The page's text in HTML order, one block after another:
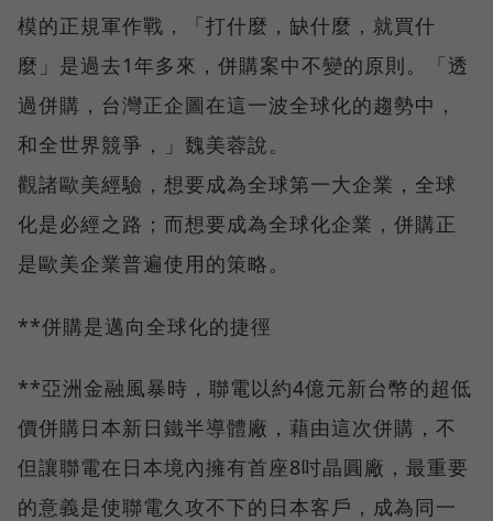
模的正規軍作戰，「打什麼，缺什麼，就買什
麼」是過去1年多來，併購案中不變的原則。「透
過併購，台灣正企圖在這一波全球化的趨勢中，
和全世界競爭，」魏美蓉說。
觀諸歐美經驗，想要成為全球第一大企業，全球
化是必經之路；而想要成為全球化企業，併購正
是歐美企業普遍使用的策略。
**併購是邁向全球化的捷徑
**亞洲金融風暴時，聯電以約4億元新台幣的超低
價併購日本新日鐵半導體廠，藉由這次併購，不
但讓聯電在日本境內擁有首座8吋晶圓廠，最重要
的意義是使聯電久攻不下的日本客戶，成為同一